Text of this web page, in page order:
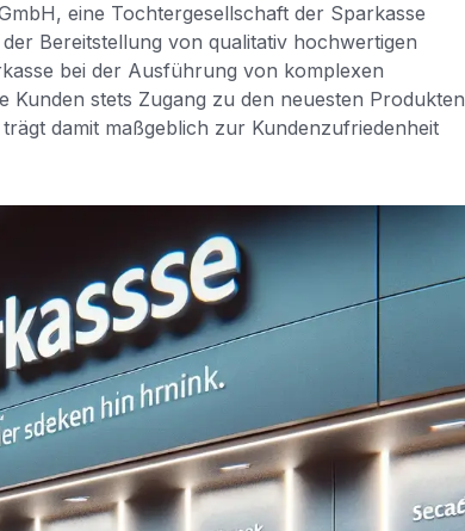
eine Tochtergesellschaft der Sparkasse
Bereitstellung von qualitativ hochwertigen
bei der Ausführung von komplexen
Kunden stets Zugang zu den neuesten Produkten
damit maßgeblich zur Kundenzufriedenheit